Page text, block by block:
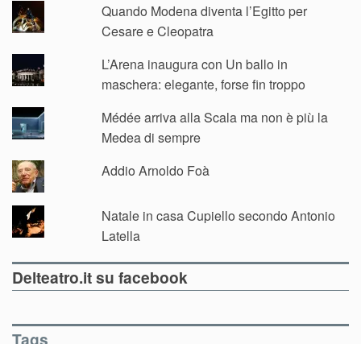
Quando Modena diventa l’Egitto per
Cesare e Cleopatra
L’Arena inaugura con Un ballo in
maschera: elegante, forse fin troppo
Médée arriva alla Scala ma non è più la
Medea di sempre
Addio Arnoldo Foà
Natale in casa Cupiello secondo Antonio
Latella
Delteatro.it su facebook
Tags